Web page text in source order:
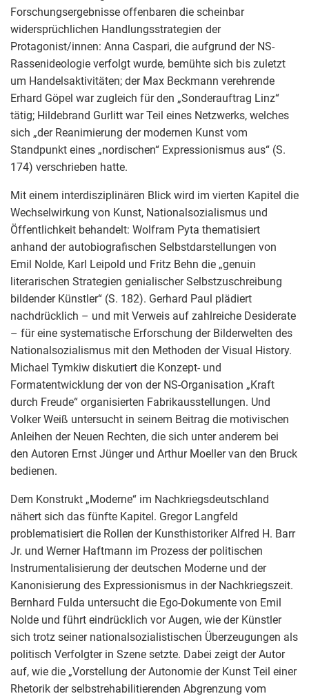
Forschungsergebnisse offenbaren die scheinbar
widersprüchlichen Handlungsstrategien der
Protagonist/innen: Anna Caspari, die aufgrund der NS-
Rassenideologie verfolgt wurde, bemühte sich bis zuletzt
um Handelsaktivitäten; der Max Beckmann verehrende
Erhard Göpel war zugleich für den „Sonderauftrag Linz“
tätig; Hildebrand Gurlitt war Teil eines Netzwerks, welches
sich „der Reanimierung der modernen Kunst vom
Standpunkt eines „nordischen“ Expressionismus aus“ (S.
174) verschrieben hatte.
Mit einem interdisziplinären Blick wird im vierten Kapitel die
Wechselwirkung von Kunst, Nationalsozialismus und
Öffentlichkeit behandelt: Wolfram Pyta thematisiert
anhand der autobiografischen Selbstdarstellungen von
Emil Nolde, Karl Leipold und Fritz Behn die „genuin
literarischen Strategien genialischer Selbstzuschreibung
bildender Künstler“ (S. 182). Gerhard Paul plädiert
nachdrücklich – und mit Verweis auf zahlreiche Desiderate
– für eine systematische Erforschung der Bilderwelten des
Nationalsozialismus mit den Methoden der Visual History.
Michael Tymkiw diskutiert die Konzept- und
Formatentwicklung der von der NS-Organisation „Kraft
durch Freude“ organisierten Fabrikausstellungen. Und
Volker Weiß untersucht in seinem Beitrag die motivischen
Anleihen der Neuen Rechten, die sich unter anderem bei
den Autoren Ernst Jünger und Arthur Moeller van den Bruck
bedienen.
Dem Konstrukt „Moderne“ im Nachkriegsdeutschland
nähert sich das fünfte Kapitel. Gregor Langfeld
problematisiert die Rollen der Kunsthistoriker Alfred H. Barr
Jr. und Werner Haftmann im Prozess der politischen
Instrumentalisierung der deutschen Moderne und der
Kanonisierung des Expressionismus in der Nachkriegszeit.
Bernhard Fulda untersucht die Ego-Dokumente von Emil
Nolde und führt eindrücklich vor Augen, wie der Künstler
sich trotz seiner nationalsozialistischen Überzeugungen als
politisch Verfolgter in Szene setzte. Dabei zeigt der Autor
auf, wie die „Vorstellung der Autonomie der Kunst Teil einer
Rhetorik der selbstrehabilitierenden Abgrenzung vom